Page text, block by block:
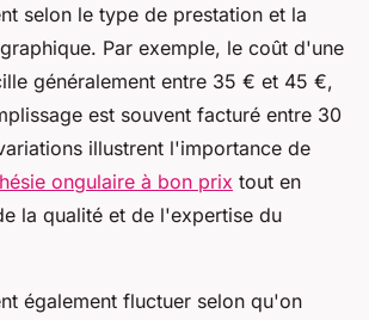
selon le type de prestation et la
Par exemple, le coût d'une
généralement entre 35 € et 45 €,
est souvent facturé entre 30
illustrent l'importance de
ongulaire à bon prix tout en
la qualité et de l'expertise du
également fluctuer selon qu'on